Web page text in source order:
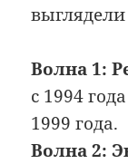
выглядели
Волна 1:
с 1994
1999 года.
Волна 2: